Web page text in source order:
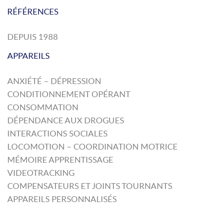
RÉFÉRENCES
DEPUIS 1988
APPAREILS
ANXIÉTÉ – DÉPRESSION
CONDITIONNEMENT OPÉRANT
CONSOMMATION
DÉPENDANCE AUX DROGUES
INTERACTIONS SOCIALES
LOCOMOTION – COORDINATION MOTRICE
MÉMOIRE APPRENTISSAGE
VIDEOTRACKING
COMPENSATEURS ET JOINTS TOURNANTS
APPAREILS PERSONNALISÉS